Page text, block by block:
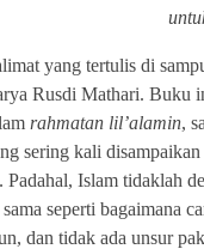
yang tertulis di
Rusdi Mathari. Buku
rahmatan lil’alamin,
sering kali
Padahal, Islam tidaklah
seperti bagaimana
dan tidak ada unsur